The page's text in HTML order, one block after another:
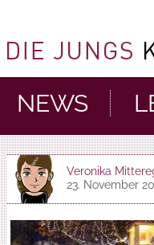
NEWS
Veronika
23. November